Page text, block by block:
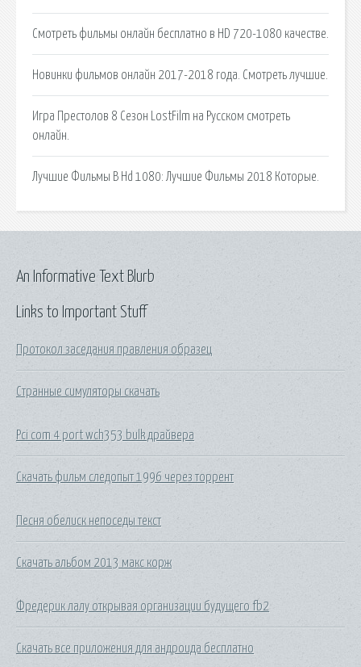
Смотреть фильмы онлайн бесплатно в HD 720-1080 качестве.
Новинки фильмов онлайн 2017-2018 года. Смотреть лучшие.
Игра Престолов 8 Сезон LostFilm на Русском смотреть
онлайн.
Лучшие Фильмы В Hd 1080: Лучшие Фильмы 2018 Которые.
Links to Important Stuff
Протокол заседания правления образец
Странные симуляторы скачать
Pci com 4 port wch353 bulk драйвера
Скачать фильм следопыт 1996 через торрент
Песня обелиск непоседы текст
Скачать альбом 2013 макс корж
Фредерик лалу открывая организации будущего fb2
Скачать все приложения для андроида бесплатно
An Informative Text Blurb